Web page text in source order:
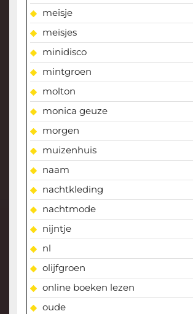
meisje
meisjes
minidisco
mintgroen
molton
monica geuze
morgen
muizenhuis
naam
nachtkleding
nachtmode
nijntje
nl
olijfgroen
online boeken lezen
oude